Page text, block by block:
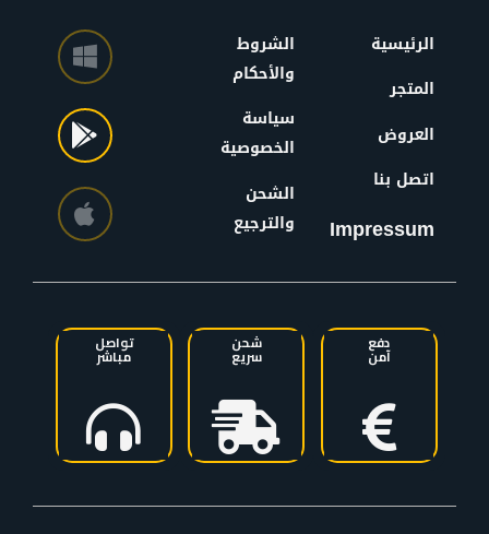
الرئيسية
المتجر
العروض
اتصل بنا
Impressum
الشروط
والأحكام
سياسة
الخصوصية
الشحن
والترجيع
دفع
آمن
شحن
سريع
تواصل
مباشر